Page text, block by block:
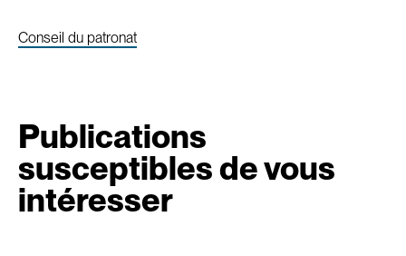
Conseil du patronat
Publications
susceptibles de vous
intéresser